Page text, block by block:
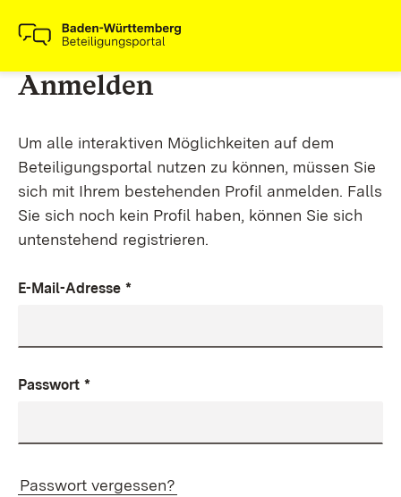
Anmelden
Um alle interaktiven Möglichkeiten auf dem
Beteiligungsportal nutzen zu können, müssen Sie
sich mit Ihrem bestehenden Profil anmelden. Falls
Sie sich noch kein Profil haben, können Sie sich
untenstehend registrieren.
E-Mail-Adresse *
Passwort *
Passwort vergessen?